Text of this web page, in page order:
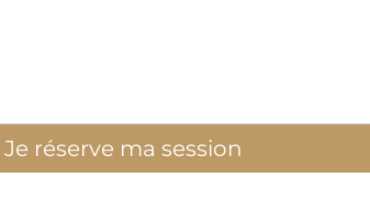
Je réserve ma session